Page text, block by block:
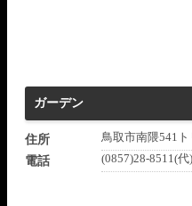
ガーデン
住所
鳥取市南隈541
電話
(0857)28-8511(代)